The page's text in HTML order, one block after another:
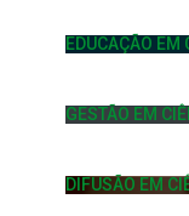
EDUCAÇÃO EM
GESTÃO EM
DIFUSÃO EM